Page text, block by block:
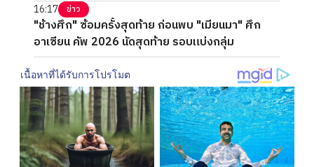
16:17 ข่าว
"ช้างศึก" ซ้อมครั้งสุดท้าย ก่อนพบ "เมียนมา" ศึก
อาเซียน คัพ 2026 นัดสุดท้าย รอบแบ่งกลุ่ม